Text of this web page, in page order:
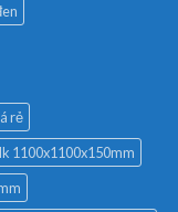
rẻ
1100x1100x150mm